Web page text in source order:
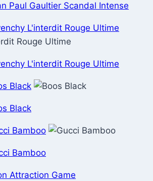
Paul Gaultier Scandal Intense
L'interdit Rouge Ultime
L'interdit Rouge Ultime
Black
Black
Bamboo
Bamboo
Attraction Game